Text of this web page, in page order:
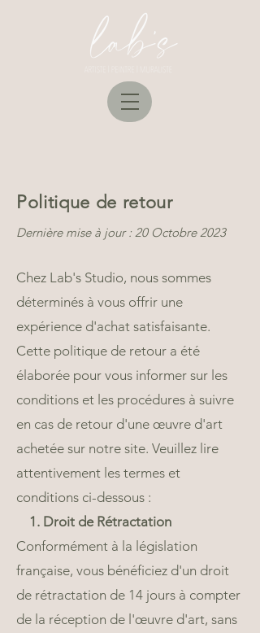
Politique de retour
Dernière mise à jour : 20 Octobre 2023
Chez Lab's Studio, nous sommes
déterminés à vous offrir une
expérience d'achat satisfaisante.
Cette politique de retour a été
élaborée pour vous informer sur les
conditions et les procédures à suivre
en cas de retour d'une œuvre d'art
achetée sur notre site. Veuillez lire
attentivement les termes et
conditions ci-dessous :
1. Droit de Rétractation
Conformément à la législation
française, vous bénéficiez d'un droit
de rétractation de 14 jours à compter
de la réception de l'œuvre d'art, sans